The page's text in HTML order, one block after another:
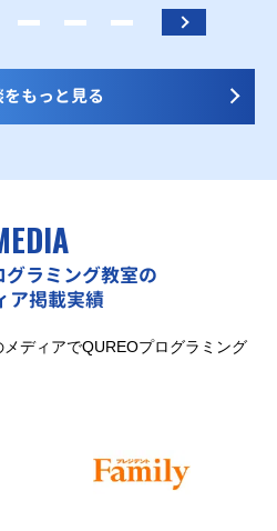
もっと見る
グラミング教室の
ア掲載実績
ディアでQUREOプログラミング